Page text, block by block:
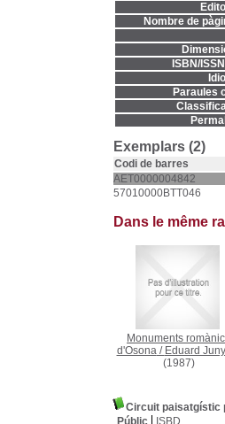
Nombre de
ISBN/
Paraules
Exemplars (2)
Codi de barres
AET0000004842
57010000BTT046
Dans le même
Monuments
d'Osona/ Eduard
(1987)
Circuit paisatgístic
Públic
ISBD